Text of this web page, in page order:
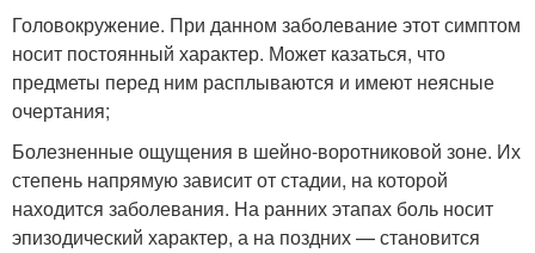
Головокружение. При данном заболевание этот симптом
носит постоянный характер. Может казаться, что
предметы перед ним расплываются и имеют неясные
очертания;
Болезненные ощущения в шейно-воротниковой зоне. Их
степень напрямую зависит от стадии, на которой
находится заболевания. На ранних этапах боль носит
эпизодический характер, а на поздних — становится